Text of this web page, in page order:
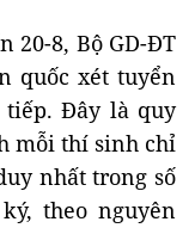
20-8, Bộ GD-ĐT
quốc xét tuyển
Đây là quy
mỗi thí sinh chỉ
nhất trong số
theo nguyên